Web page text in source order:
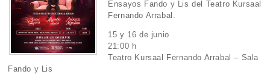
Ensayos Fando y Lis del Teatro Kursaal
Fernando Arrabal.
15 y 16 de junio
21:00 h
Teatro Kursaal Fernando Arrabal – Sala
Fando y Lis